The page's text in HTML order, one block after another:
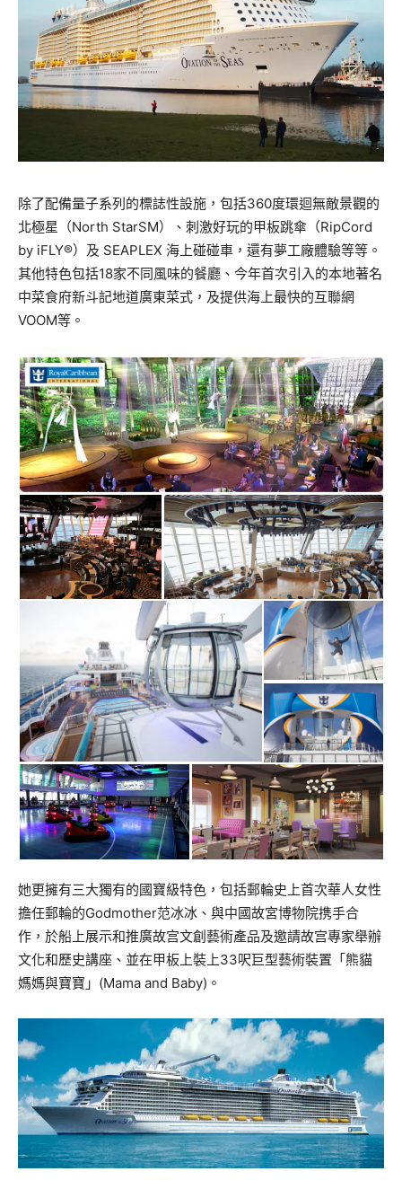
除了配備量子系列的標誌性設施，包括360度環迴無敵景觀的
北極星（North StarSM）、刺激好玩的甲板跳傘（RipCord
by iFLY®）及 SEAPLEX 海上碰碰車，還有夢工廠體驗等等。
其他特色包括18家不同風味的餐廳、今年首次引入的本地著名
中菜食府新斗記地道廣東菜式，及提供海上最快的互聯網
VOOM等。
她更擁有三大獨有的國寶級特色，包括郵輪史上首次華人女性
擔任郵輪的Godmother范冰冰、與中國故宮博物院携手合
作，於船上展示和推廣故宫文創藝術產品及邀請故宫專家舉辦
文化和歷史講座、並在甲板上裝上33呎巨型藝術裝置「熊貓
媽媽與寶寶」(Mama and Baby)。